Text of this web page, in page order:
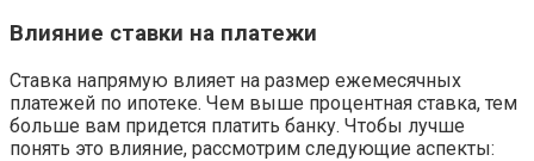
Влияние ставки на платежи
Ставка напрямую влияет на размер ежемесячных
платежей по ипотеке. Чем выше процентная ставка, тем
больше вам придется платить банку. Чтобы лучше
понять это влияние, рассмотрим следующие аспекты: